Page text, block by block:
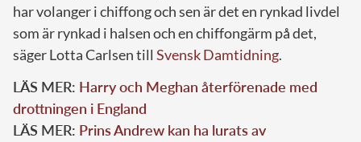
har volanger i chiffong och sen är det en rynkad livdel
som är rynkad i halsen och en chiffongärm på det,
säger Lotta Carlsen till Svensk Damtidning.
LÄS MER: Harry och Meghan återförenade med
drottningen i England
LÄS MER: Prins Andrew kan ha lurats av